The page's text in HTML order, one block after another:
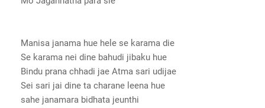
Manisa janama hue hele se karama die
Se karama nei dine bahudi jibaku hue
Bindu prana chhadi jae Atma sari udijae
Sei sari jai dine ta charane leena hue
sahe janamara bidhata jeunthi